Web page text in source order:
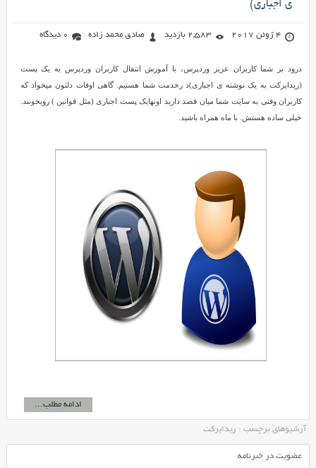
ی اجباری)
4 ژوئن 2017 2,583 بازدید صادق محمد زاده 0 دیدگاه
درود بر شما کاربران عزیز وردپرس، با آموزش انتقال کاربران وردپرس به یک پست
(ریدایرکت به یک نوشته ی اجباری)د رخدمت شما هستیم. گاهی اوقات دلتون میخواد که
کاربران وقتی به سایت شما میان قصد دارید اونهایک پست اجباری (مثل قوانین ) روبخونند.
خیلی ساده هستش. با ماه همراه باشید.
ادامه مطلب...
آرشیوهای برچسب : ریدایرکت
عضویت در خبرنامه